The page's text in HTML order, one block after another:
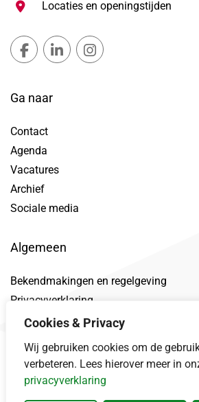
Cookies & Privacy
Wij gebruiken cookies om de
verbeteren. Lees hierover meer in
privacyverklaring
Locaties en openingstijden
Gemeente Lansingerland
Gemeente
Ga naar
Contact
Agenda
Vacatures
Archief
Sociale media
Algemeen
Bekendmakingen en regelgeving
Privacyverklaring
Toegankelijkheidsverklaring
Datalek